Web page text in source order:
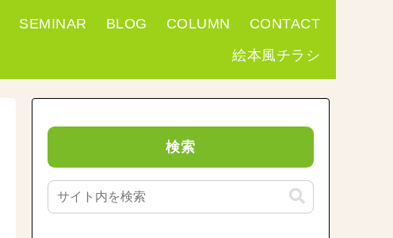
SEMINAR BLOG COLUMN
CONTACT
絵本風チラシ
検索